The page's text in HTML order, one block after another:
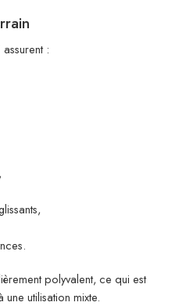
:
polyvalent, ce qui est
utilisation mixte.